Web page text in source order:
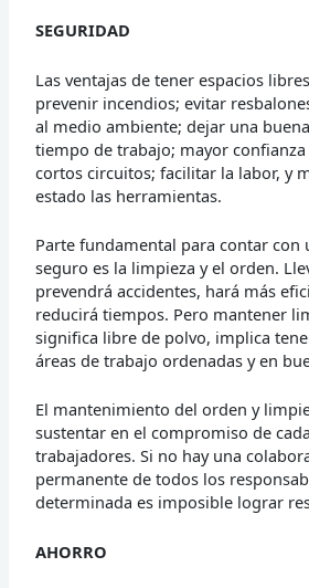
SEGURIDAD
Las ventajas de tener espacios
prevenir incendios; evitar
al medio ambiente; dejar una
tiempo de trabajo; mayor
cortos circuitos; facilitar la labor, y
estado las herramientas.
Parte fundamental para contar con
seguro es la limpieza y el orden.
prevendrá accidentes, hará más
reducirá tiempos. Pero mantener
significa libre de polvo, implica
áreas de trabajo ordenadas y en
El mantenimiento del orden y
sustentar en el compromiso de
trabajadores. Si no hay una
permanente de todos los
determinada es imposible lograr
AHORRO